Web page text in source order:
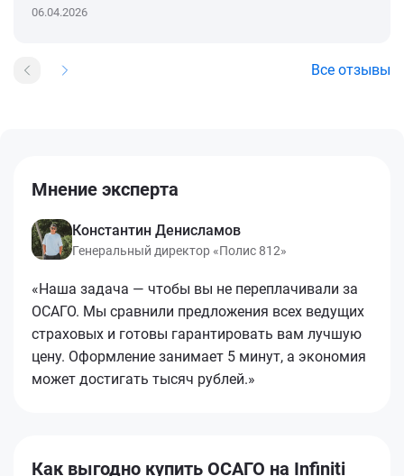
06.04.2026
Все отзывы
Мнение эксперта
Константин Денисламов
Генеральный директор «Полис 812»
«Наша задача — чтобы вы не переплачивали за
ОСАГО. Мы сравнили предложения всех ведущих
страховых и готовы гарантировать вам лучшую
цену. Оформление занимает 5 минут, а экономия
может достигать тысяч рублей.»
Как выгодно купить ОСАГО на Infiniti